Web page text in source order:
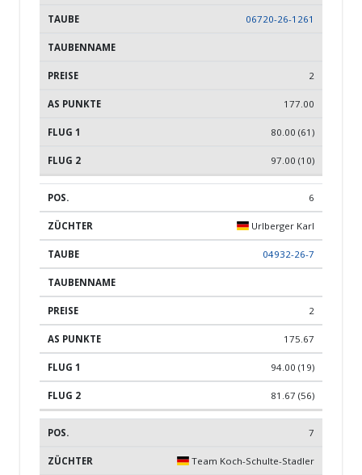
06720-26-1261
2
177.00
80.00 (61)
97.00 (10)
6
Urlberger Karl
04932-26-7
2
175.67
94.00 (19)
81.67 (56)
7
Team Koch-Schulte-Stadler